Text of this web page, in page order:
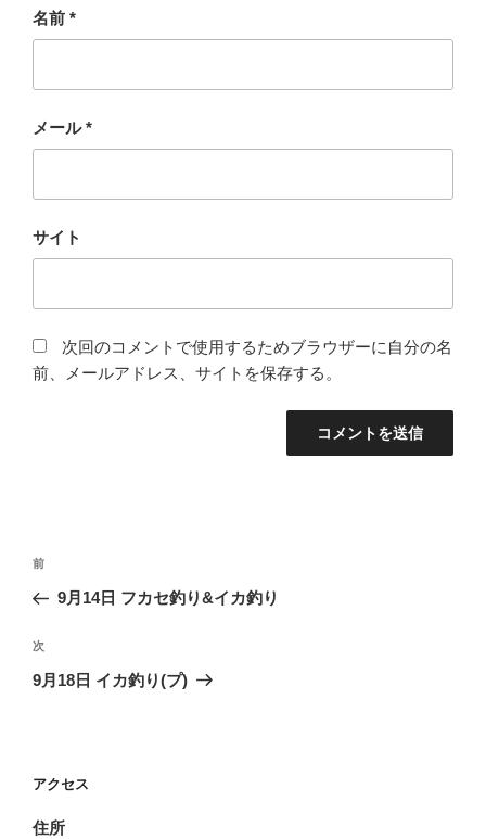
名前 *
メール*
サイト
次回のコメントで使用するためブラウザーに自分の名
前、メールアドレス、サイトを保存する。
投
ナ
ビ
ゲ
ン
前
の
稿
前
9月14日 フカセ釣り&イカ釣り
次
の
次
9月18日 イカ釣り(プ)
アクセス
住所